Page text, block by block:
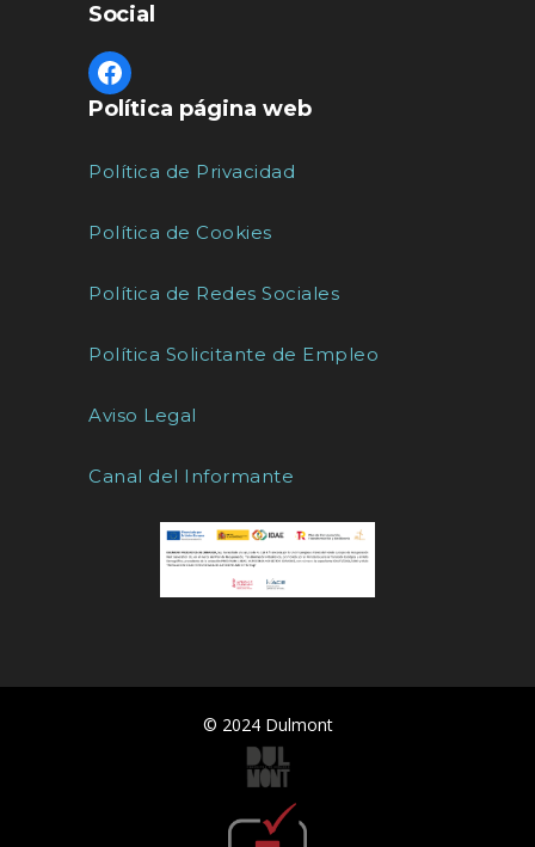
Social
Política página web
Política de Privacidad
Política de Cookies
Política de Redes Sociales
Política Solicitante de Empleo
Aviso Legal
Canal del Informante
© 2024 Dulmont